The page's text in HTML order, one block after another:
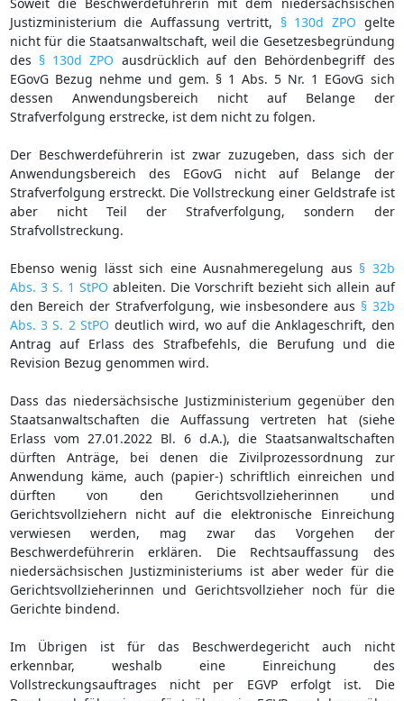
Justizministerium die Auffassung vertritt, § 130d ZPO gelte
nicht für die Staatsanwaltschaft, weil die Gesetzesbegründung
des § 130d ZPO ausdrücklich auf den Behördenbegriff des
EGovG Bezug nehme und gem. § 1 Abs. 5 Nr. 1 EGovG sich
dessen Anwendungsbereich nicht auf Belange der
Strafverfolgung erstrecke, ist dem nicht zu folgen.
Der Beschwerdeführerin ist zwar zuzugeben, dass sich der
Anwendungsbereich des EGovG nicht auf Belange der
Strafverfolgung erstreckt. Die Vollstreckung einer Geldstrafe ist
aber nicht Teil der Strafverfolgung, sondern der
Strafvollstreckung.
Ebenso wenig lässt sich eine Ausnahmeregelung aus § 32b
Abs. 3 S. 1 StPO ableiten. Die Vorschrift bezieht sich allein auf
den Bereich der Strafverfolgung, wie insbesondere aus § 32b
Abs. 3 S. 2 StPO deutlich wird, wo auf die Anklageschrift, den
Antrag auf Erlass des Strafbefehls, die Berufung und die
Revision Bezug genommen wird.
Dass das niedersächsische Justizministerium gegenüber den
Staatsanwaltschaften die Auffassung vertreten hat (siehe
Erlass vom 27.01.2022 Bl. 6 d.A.), die Staatsanwaltschaften
dürften Anträge, bei denen die Zivilprozessordnung zur
Anwendung käme, auch (papier-) schriftlich einreichen und
dürften von den Gerichtsvollzieherinnen und
Gerichtsvollziehern nicht auf die elektronische Einreichung
verwiesen werden, mag zwar das Vorgehen der
Beschwerdeführerin erklären. Die Rechtsauffassung des
niedersächsischen Justizministeriums ist aber weder für die
Gerichtsvollzieherinnen und Gerichtsvollzieher noch für die
Gerichte bindend.
Im Übrigen ist für das Beschwerdegericht auch nicht
erkennbar, weshalb eine Einreichung des
Vollstreckungsauftrages nicht per EGVP erfolgt ist. Die